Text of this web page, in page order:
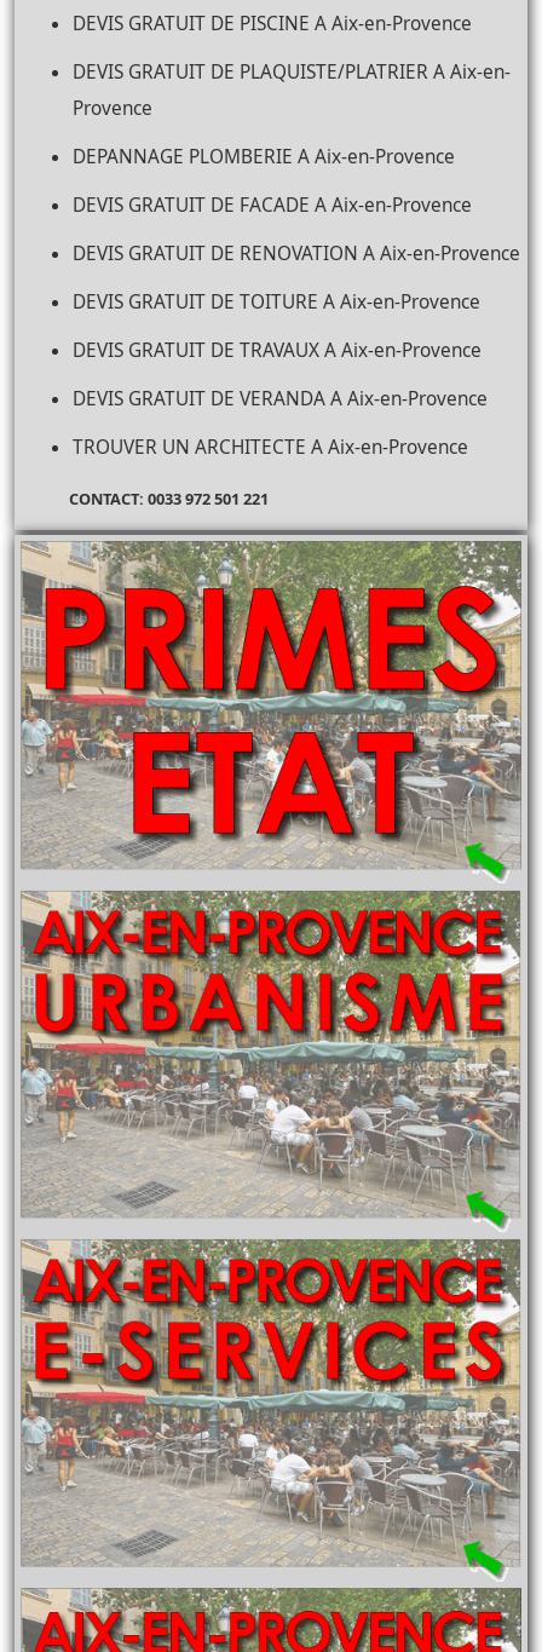
DEVIS GRATUIT DE PISCINE A Aix-en-Provence
DEVIS GRATUIT DE PLAQUISTE/PLATRIER A Aix-en-
Provence
DEPANNAGE PLOMBERIE A Aix-en-Provence
DEVIS GRATUIT DE FACADE A Aix-en-Provence
DEVIS GRATUIT DE RENOVATION A Aix-en-Provence
DEVIS GRATUIT DE TOITURE A Aix-en-Provence
DEVIS GRATUIT DE TRAVAUX A Aix-en-Provence
DEVIS GRATUIT DE VERANDA A Aix-en-Provence
TROUVER UN ARCHITECTE A Aix-en-Provence
CONTACT: 0033 972 501 221